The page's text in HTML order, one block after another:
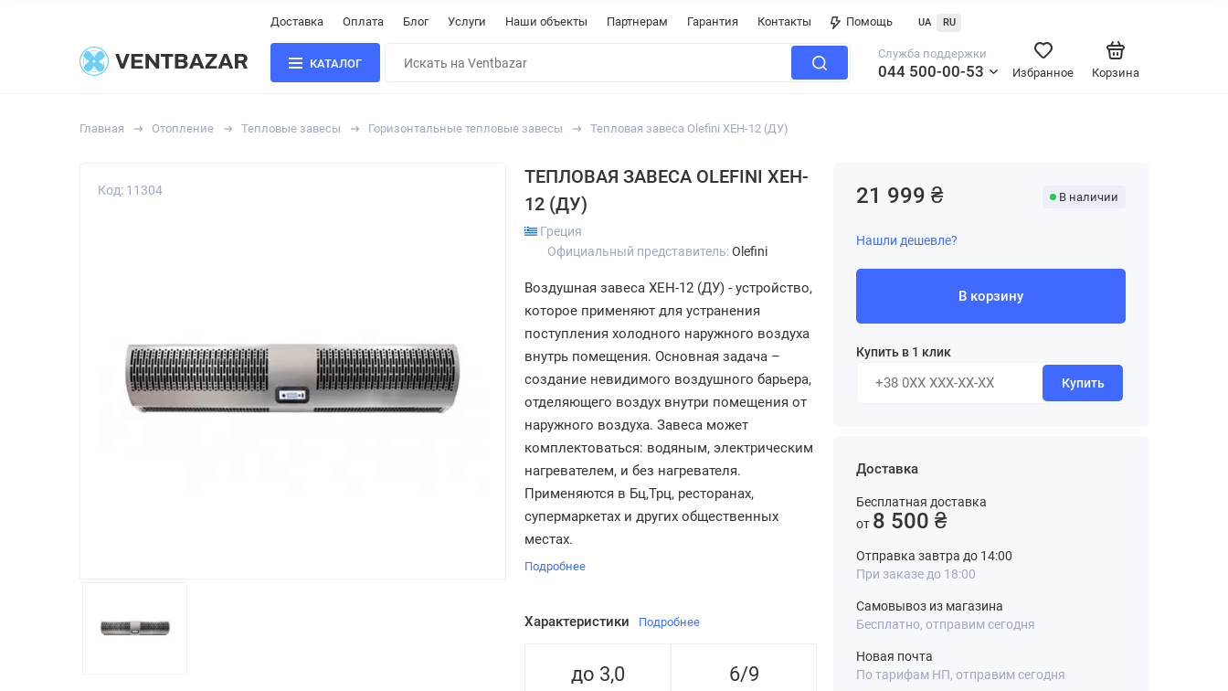
Доставка Оплата Блог Услуги Наши объекты Партнерам Гарантия Контакты Помощь UA RU
КАТАЛОГ
Служба поддержки
044 500-00-53 Корзина
Избранное
Главная Отопление Тепловые завесы Горизонтальные тепловые завесы Тепловая завеса Olefini XEH-12 (ДУ)
Код: 11304
ТЕПЛОВАЯ ЗАВЕСА OLEFINI XEH-
12 (ДУ)
Греция
Официальный представитель:Olefini
Воздушная завеса ХЕH-12 (ДУ) - устройство,
которое применяют для устранения
поступления холодного наружного воздуха
внутрь помещения. Основная задача –
создание невидимого воздушного барьера,
отделяющего воздух внутри помещения от
наружного воздуха. Завеса может
комплектоваться: водяным, электрическим
нагревателем, и без нагревателя.
Применяются в Бц,Трц, ресторанах,
супермаркетах и других общественных
местах.
Подробнее
Характеристики Подробнее
до 3,0 6/9
21 999 ₴ В наличии
Нашли дешевле?
В корзину
Купить в 1 клик
Купить
Доставка
Бесплатная доставка
от 8 500 ₴
Отправка завтра до 14:00
При заказе до 18:00
Самовывоз из магазина
Бесплатно, отправим сегодня
Новая почта
По тарифам НП, отправим сегодня